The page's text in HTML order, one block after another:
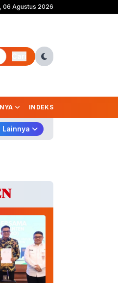
Judi Online! Nico: Jangan Cuma
06 Agustus 2026
INDEKS
Lainnya